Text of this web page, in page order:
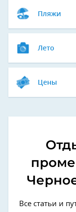
Пляжи
Лето
Цены
Все статьи и